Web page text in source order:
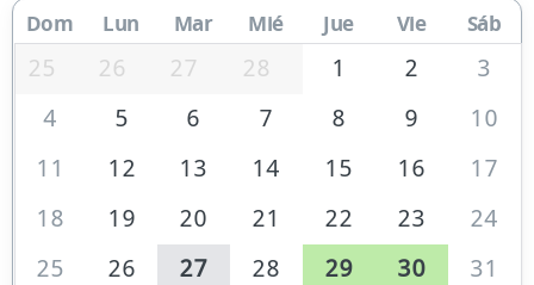
Dom Lun Mar Mié Jue Vie Sáb
25 26 27 28 1 2
3
4
5 6 7 8 9
10
11
12 13 14 15 16
17
18
19 20 21 22 23
24
25
26 27 28 29 30 31